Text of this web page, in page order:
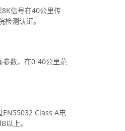
信号在40公里传
测认证。
参数，在0-40公里范
EN55032 Class A电
上。